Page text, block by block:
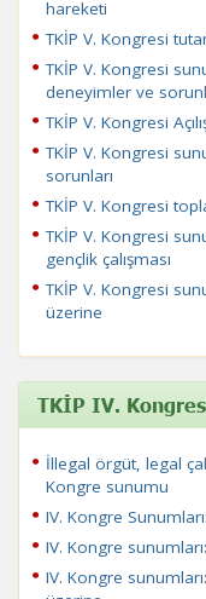
hareketi
TKİP V. Kongresi
TKİP V. Kongresi
deneyimler ve
TKİP V. Kongresi
TKİP V. Kongresi
sorunları
TKİP V. Kongresi
TKİP V. Kongresi
gençlik çalışması
TKİP V. Kongresi
üzerine
TKİP IV.
İllegal örgüt, legal
Kongre sunumu
IV. Kongre
IV. Kongre
IV. Kongre